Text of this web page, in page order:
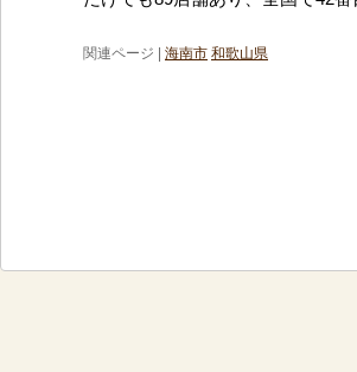
関連ページ | 海南市 和歌山県